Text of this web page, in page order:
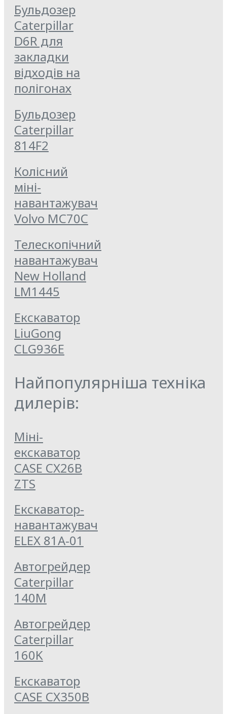
Бульдозер
Caterpillar
D6R для
закладки
відходів на
полігонах
Бульдозер
Caterpillar
814F2
Колісний
міні-
навантажувач
Volvo MC70C
Телескопічний
навантажувач
New Holland
LM1445
Екскаватор
LiuGong
CLG936E
Найпопулярніша техніка
дилерів:
Міні-
екскаватор
CASE CX26B
ZTS
Екскаватор-
навантажувач
ELEX 81А-01
Автогрейдер
Caterpillar
140M
Автогрейдер
Caterpillar
160K
Екскаватор
CASE CX350B